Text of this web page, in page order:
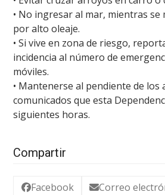
• No ingresar al mar, mientras
por alto oleaje.
• Si vive en zona de riesgo,
incidencia al número de
móviles.
• Mantenerse al pendiente de los
comunicados que esta
siguientes horas.
Compartir
Facebook Correo